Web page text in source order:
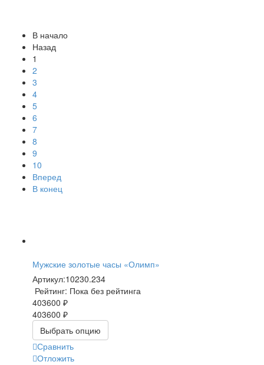
В начало
Назад
1
2
3
4
5
6
7
8
9
10
Вперед
В конец
Мужские золотые часы «Олимп»
Артикул:10230.234
Рейтинг: Пока без рейтинга
403600 ₽
403600 ₽
Выбрать опцию
Сравнить
Отложить